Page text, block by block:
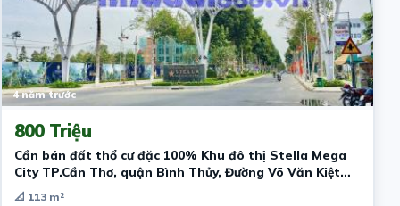
4 năm trước
800 Triệu
Cần bán đất thổ cư đặc 100% Khu đô thị Stella Mega
City TP.Cần Thơ, quận Bình Thủy, Đường Võ Văn Kiệt
Giá đầu tư chỉ 800 triệu
📐 113 m²